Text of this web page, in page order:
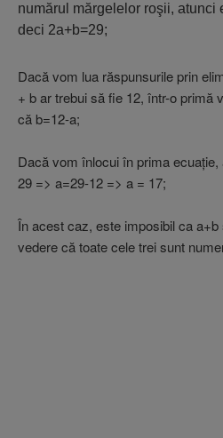
numărul mărgelelor roşii, atunci
deci 2a+b=29;
Dacă vom lua răspunsurile prin
+ b ar trebui să fie 12, într-o primă
că b=12-a;
Dacă vom înlocui în prima
29 => a=29-12 => a = 17;
În acest caz, este imposibil ca
vedere că toate cele trei sunt